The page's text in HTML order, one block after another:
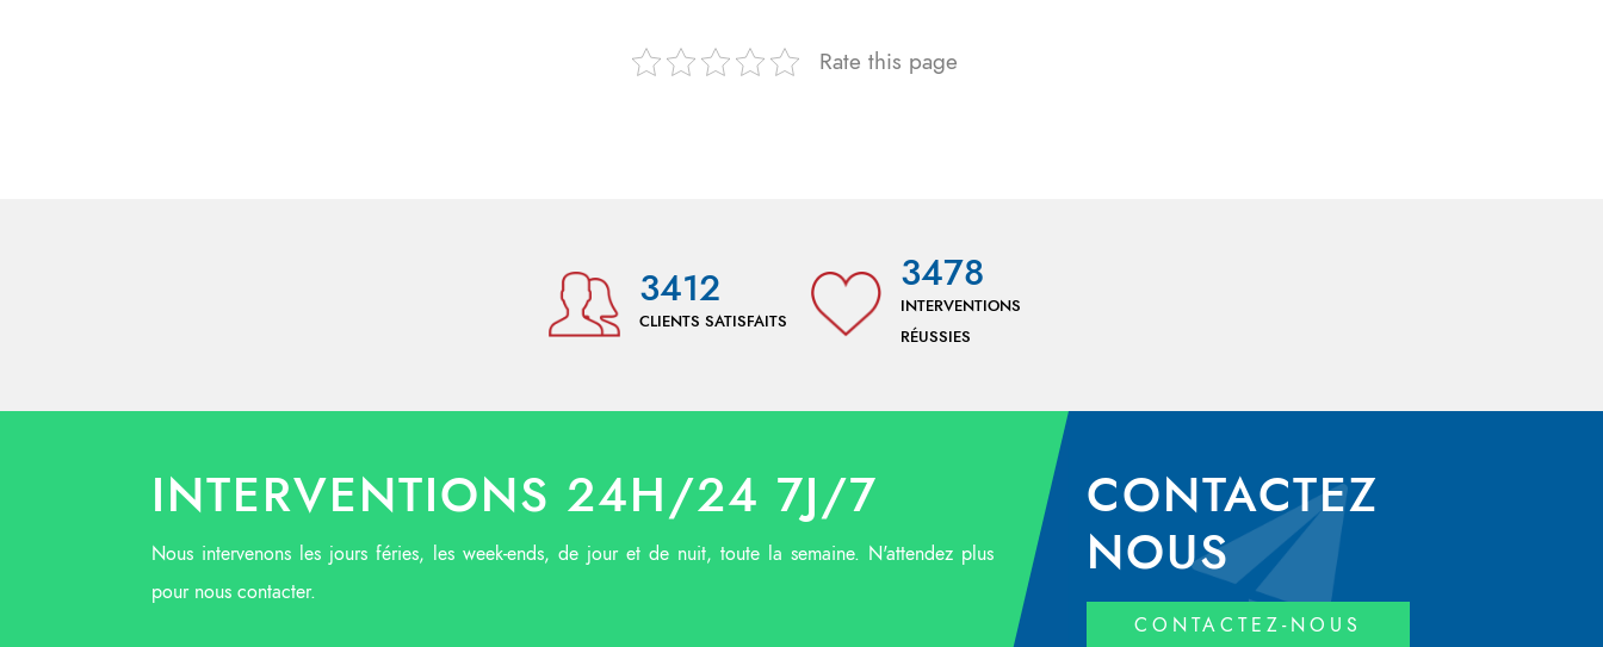
Rate this page
3412
CLIENTS SATISFAITS
3478
INTERVENTIONS
RÉUSSIES
INTERVENTIONS 24H/24 7J/7
Nous intervenons les jours féries, les week-ends, de jour et de nuit, toute la semaine. N'attendez plus
pour nous contacter.
CONTACTEZ
NOUS
CONTACTEZ-NOUS